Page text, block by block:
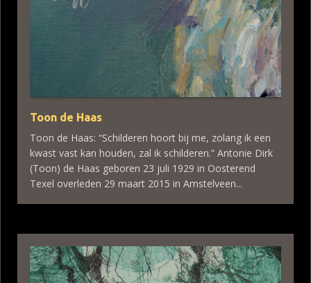
Toon de Haas
Toon de Haas: “Schilderen hoort bij me, zolang ik een
kwast vast kan houden, zal ik schilderen.” Antonie Dirk
(Toon) de Haas geboren 23 juli 1929 in Oosterend
Texel overleden 29 maart 2015 in Amstelveen...